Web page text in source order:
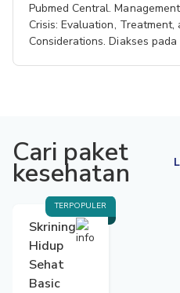
Pubmed Central.
Crisis: Evaluation, Treatment,
Considerations. Diakses pada
Cari paket
kesehatan
TERPOPULER
Skrining
Hidup
Sehat
Basic